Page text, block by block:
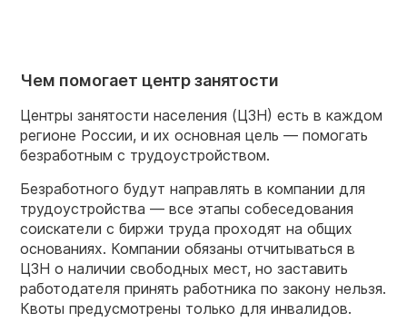
Чем помогает центр занятости
Центры занятости населения (ЦЗН) есть в каждом
регионе России, и их основная цель — помогать
безработным с трудоустройством.
Безработного будут направлять в компании для
трудоустройства — все этапы собеседования
соискатели с биржи труда проходят на общих
основаниях. Компании обязаны отчитываться в
ЦЗН о наличии свободных мест, но заставить
работодателя принять работника по закону нельзя.
Квоты предусмотрены только для инвалидов.